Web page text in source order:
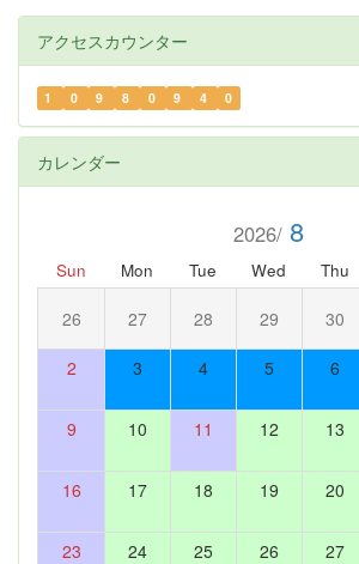
アクセスカウンター
1 0 9 8 0 9 4 0
カレンダー
2026/8
Sun Mon Tue Wed Thu
26 27 28 29 30
2 3 4 5 6
9 10 11 12 13
16 17 18 19 20
23 24 25 26 27